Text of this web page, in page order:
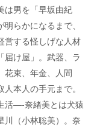
は男を「早坂由紀
らかになるまで、
営する怪しげな人材
届け屋」。武器、ラ
花束、年金、人間
本人の手元まで。
活―-奈緒美とは犬猿
川（小林聡美）。奈